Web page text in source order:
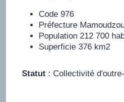
Code 976
Préfecture
Population 212 700
Superficie 376 km2
Statut: Collectivité